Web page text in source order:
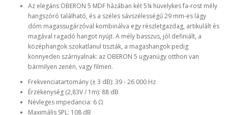
Az elegáns OBERON 5 MDF házában két 5¼ hüvelykes fa-rost mély
hangszóró található, és a széles sávszélességű 29 mm-es lágy
dóm magassugárzóval kombinálva egy részletgazdag, artikulált és
magával ragadó hangot nyújt. A mély basszus, jól definiált, a
középhangok szokatlanul tiszták, a magashangok pedig
könnyeden szárnyalnak: az OBERON 5 ugyanúgy otthon van
bármilyen zenén, vagy filmen.
Frekvenciatartomány (± 3 dB): 39 - 26 000 Hz
Érzékenység (2,83V / 1m): 88 dB
Névleges impedancia: 6 Ω
Maximális SPL: 108 dB